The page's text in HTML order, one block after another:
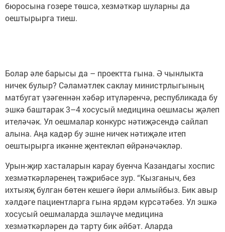
бюросына гозере төшсә, хезмәткәр шуларны да
оештырырга тиеш.
Болар әле барысы да – проектта гына. Ә чынлыкта
ничек булыр? Сәламәтлек саклау министрлыгының
матбугат үзәгеннән хәбәр итүләренчә, республикада бу
эшкә баштарак 3–4 хосусый медицина оешмасы җәлеп
ителәчәк. Ул оешмалар конкурс нәтиҗәсендә сайлап
алына. Аңа кадәр бу эшне ничек нәтиҗәле итеп
оештырырга икәнне җентекләп өйрәнәчәкләр.
Урын-җир хасталарын карау буенча Казандагы хоспис
хезмәткәрләренең тәҗрибәсе зур. “Кызганыч, без
ихтыяҗ булган бөтен кешегә йөри алмыйбыз. Бик авыр
хәлдәге пациентларга гына ярдәм күрсәтәбез. Ул эшкә
хосусый оешмаларда эшләүче медицина
хезмәткәрләрен дә тарту бик әйбәт. Аларда